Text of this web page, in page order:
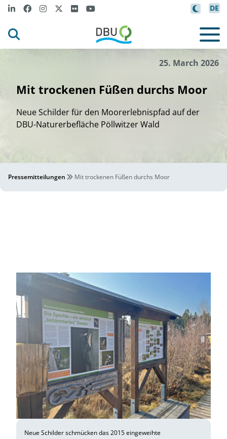
DE
©
Henn
ng Schne
dere
it
25. March 2026
Mit trockenen Füßen durchs Moor
Neue Schilder für den Moorerlebnispfad auf der
DBU-Naturerbefläche Pöllwitzer Wald
Pressemitteilungen Mit trockenen Füßen durchs Moor
Neue Schilder schmücken das 2015 eingeweihte